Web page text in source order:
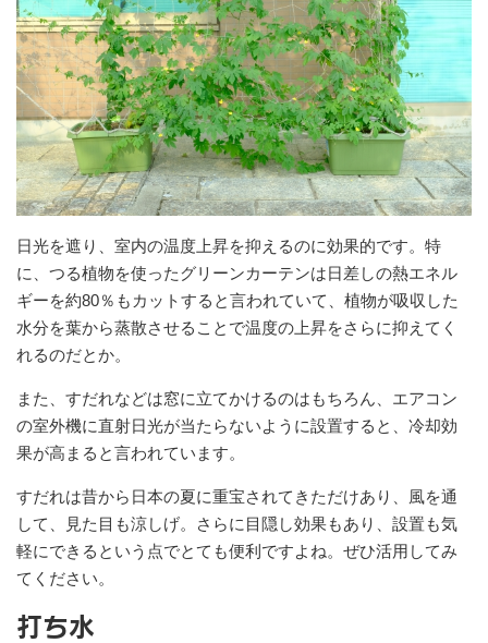
日光を遮り、室内の温度上昇を抑えるのに効果的です。特
に、つる植物を使ったグリーンカーテンは日差しの熱エネル
ギーを約80％もカットすると言われていて、植物が吸収した
水分を葉から蒸散させることで温度の上昇をさらに抑えてく
れるのだとか。
また、すだれなどは窓に立てかけるのはもちろん、エアコン
の室外機に直射日光が当たらないように設置すると、冷却効
果が高まると言われています。
すだれは昔から日本の夏に重宝されてきただけあり、風を通
して、見た目も涼しげ。さらに目隠し効果もあり、設置も気
軽にできるという点でとても便利ですよね。ぜひ活用してみ
てください。
打ち水